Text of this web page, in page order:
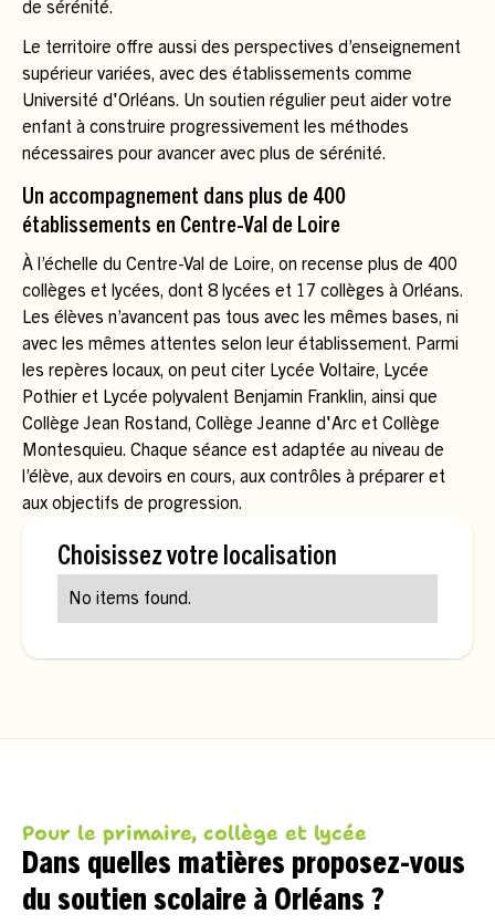
de sérénité.
Le territoire offre aussi des perspectives d’enseignement
supérieur variées, avec des établissements comme
Université d'Orléans. Un soutien régulier peut aider votre
enfant à construire progressivement les méthodes
nécessaires pour avancer avec plus de sérénité.
Un accompagnement dans plus de 400
établissements en Centre-Val de Loire
À l’échelle du Centre-Val de Loire, on recense plus de 400
collèges et lycées, dont 8 lycées et 17 collèges à Orléans.
Les élèves n’avancent pas tous avec les mêmes bases, ni
avec les mêmes attentes selon leur établissement. Parmi
les repères locaux, on peut citer Lycée Voltaire, Lycée
Pothier et Lycée polyvalent Benjamin Franklin, ainsi que
Collège Jean Rostand, Collège Jeanne d'Arc et Collège
Montesquieu. Chaque séance est adaptée au niveau de
l’élève, aux devoirs en cours, aux contrôles à préparer et
aux objectifs de progression.
Choisissez votre localisation
No items found.
Pour le primaire, collège et lycée
Dans quelles matières proposez-vous
du soutien scolaire à Orléans ?